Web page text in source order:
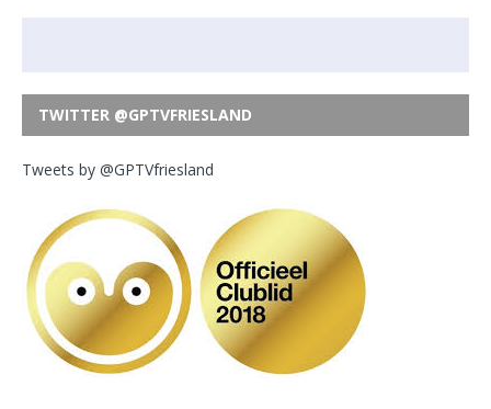
TWITTER @GPTVFRIESLAND
Tweets by @GPTVfriesland